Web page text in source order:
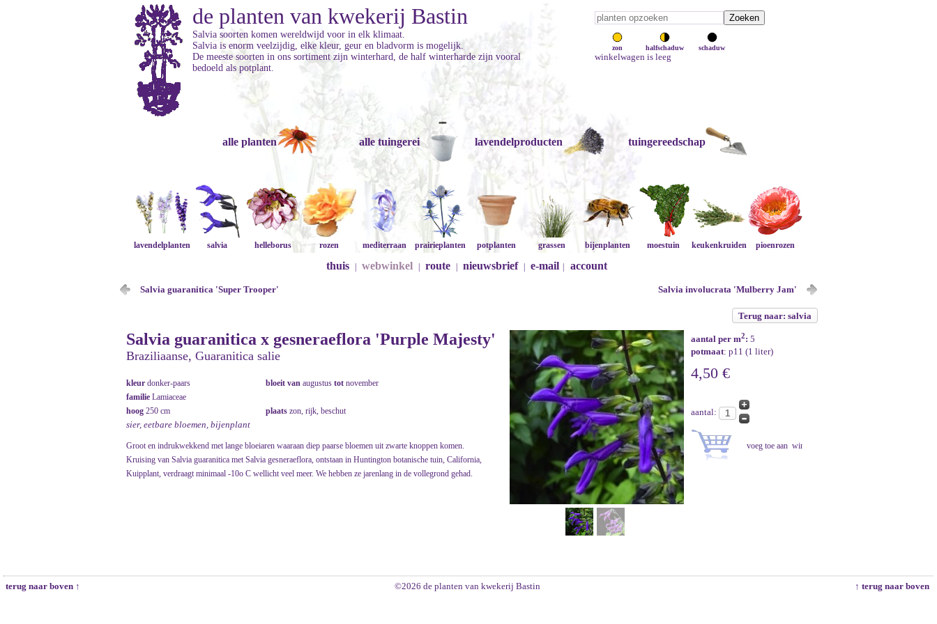
zon halfschaduw schaduw
winkelwagen is leeg
de planten van kwekerij Bastin
Salvia soorten komen wereldwijd voor in elk klimaat.
Salvia is enorm veelzijdig, elke kleur, geur en bladvorm is mogelijk.
De meeste soorten in ons sortiment zijn winterhard, de half winterharde zijn vooral
bedoeld als potplant.
alle planten alle tuingerei lavendelproducten tuingereedschap
lavendelplanten salvia helleborus rozen mediterraan prairieplanten potplanten grassen bijenplanten moestuin keukenkruiden pioenrozen
thuis webwinkel route nieuwsbrief e-mail account
Salvia guaranitica 'Super Trooper' Salvia involucrata 'Mulberry Jam'
Terug naar: salvia
Salvia guaranitica x gesneraeflora 'Purple Majesty'
Braziliaanse, Guaranitica salie
kleur donker-paars bloeit van augustus tot november
familie Lamiaceae
hoog 250 cm plaats zon, rijk, beschut
sier, eetbare bloemen, bijenplant
Groot en indrukwekkend met lange bloeiaren waaraan diep paarse bloemen uit zwarte knoppen komen.
Kruising van Salvia guaranitica met Salvia gesneraeflora, ontstaan in Huntington botanische tuin, California,
Kuipplant, verdraagt minimaal -10o C wellicht veel meer. We hebben ze jarenlang in de vollegrond gehad.
aantal per m2: 5
potmaat: p11 (1 liter)
4,50 €
aantal:
terug naar boven ↑ ©2026 de planten van kwekerij Bastin ↑ terug naar boven